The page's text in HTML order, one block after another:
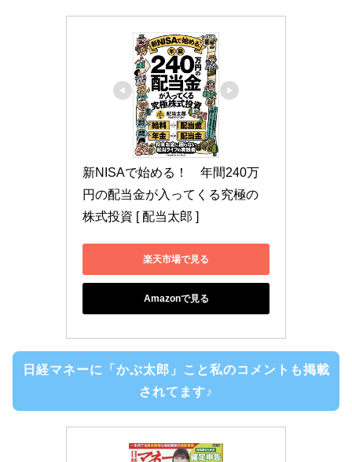
新NISAで始める！　年間240万
円の配当金が入ってくる究極の
株式投資 [ 配当太郎 ]
楽天市場で見る
Amazonで見る
日経マネーに「かぶ太郎」こと私のコメントも掲載
されてます♪